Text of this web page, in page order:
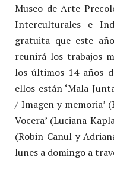
Museo de Arte
Interculturales e
gratuita que este
reunirá los trabajos
los últimos 14 años
ellos están ‘Mala
/ Imagen y memoria’
Vocera’ (Luciana
(Robin Canul y
lunes a domingo a